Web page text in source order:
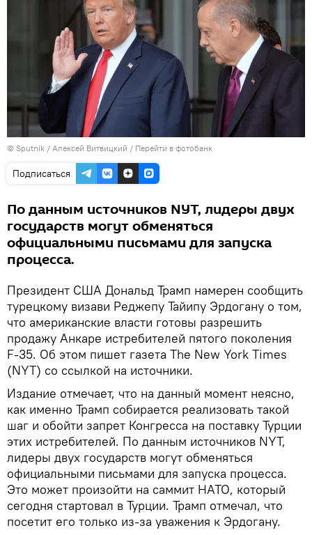
© Sputnik / Алексей Витвицкий / Перейти в фотобанк
Подписаться
По данным источников NYT, лидеры двух
государств могут обменяться
официальными письмами для запуска
процесса.
Президент США Дональд Трамп намерен сообщить
турецкому визави Реджепу Тайипу Эрдогану о том,
что американские власти готовы разрешить
продажу Анкаре истребителей пятого поколения
F-35. Об этом пишет газета The New York Times
(NYT) со ссылкой на источники.
Издание отмечает, что на данный момент неясно,
как именно Трамп собирается реализовать такой
шаг и обойти запрет Конгресса на поставку Турции
этих истребителей. По данным источников NYT,
лидеры двух государств могут обменяться
официальными письмами для запуска процесса.
Это может произойти на саммит НАТО, который
сегодня стартовал в Турции. Трамп отмечал, что
посетит его только из-за уважения к Эрдогану.